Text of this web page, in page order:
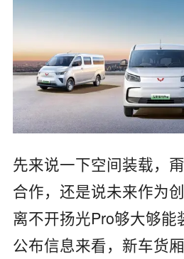
先来说一下空间装载，
合作，还是说未来作为
离不开扬光Pro够大够能
公布信息来看，新车货